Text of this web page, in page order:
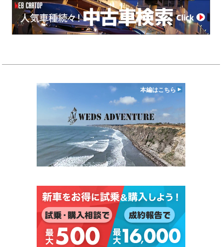
本編はこちら